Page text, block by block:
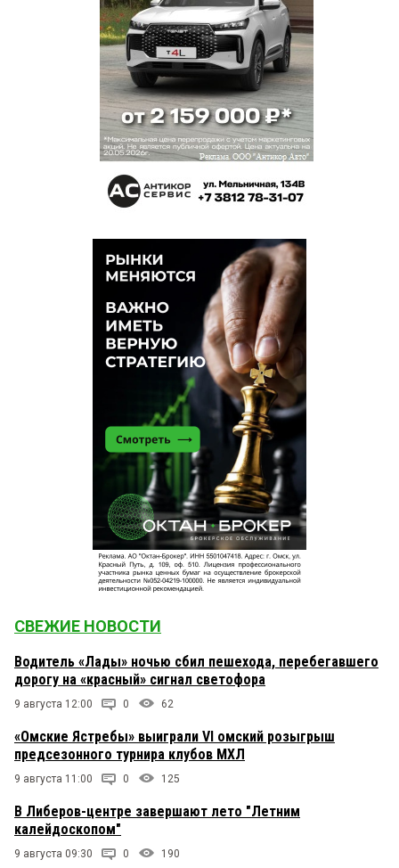
СВЕЖИЕ НОВОСТИ
Водитель «Лады» ночью сбил пешехода, перебегавшего
дорогу на «красный» сигнал светофора
9 августа 12:00 0 62
«Омские Ястребы» выиграли VI омский розыгрыш
предсезонного турнира клубов МХЛ
9 августа 11:00 0 125
В Либеров-центре завершают лето "Летним
калейдоскопом"
9 августа 09:30 0 190